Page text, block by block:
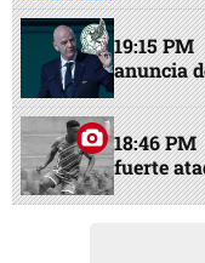
19:15 PM
anuncia
18:46 PM
fuerte